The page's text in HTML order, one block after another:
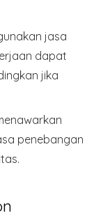
jasa
dapat
jika
penebangan